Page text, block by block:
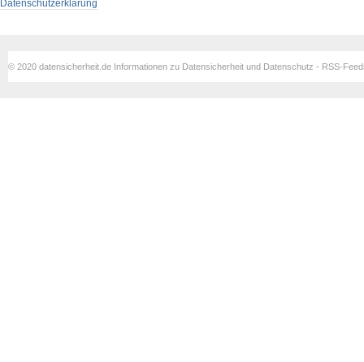
Datenschutzerklärung
© 2020 datensicherheit.de Informationen zu Datensicherheit und Datenschutz - RSS-